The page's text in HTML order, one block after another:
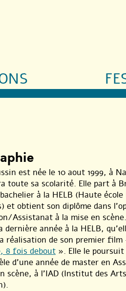
est née le 10 aout 1999, à
toute sa scolarité. Elle part à
à la HELB (Haute école
et obtient son diplôme dans
Assistanat à la mise en
dernière année à la HELB,
réalisation de son premier film
8 fois debout ». Elle le poursuit
d’une année de master en
scène, à l’IAD (Institut des